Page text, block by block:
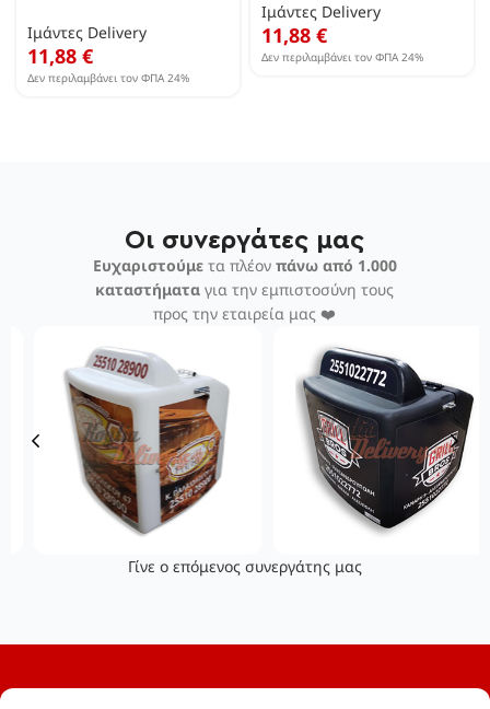
Ιμάντες Delivery
11,88 €
Δεν περιλαμβάνει τον ΦΠΑ 24%
Ιμάντες Delivery
11,88 €
Δεν περιλαμβάνει τον ΦΠΑ 24%
Οι συνεργάτες μας
Ευχαριστούμετα πλέον πάνω από 1.000
καταστήματα για την εμπιστοσύνη τους
προς την εταιρεία μας ❤️
Γίνε ο επόμενος συνεργάτης μας